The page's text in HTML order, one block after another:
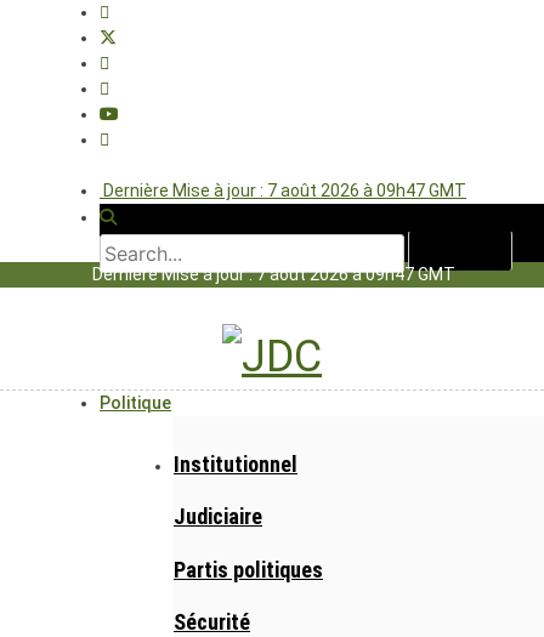
Dernière Mise à jour : 7 août 2026 à 09h47 GMT
Dernière Mise à jour : 7 août 2026 à 09h47 GMT
Politique
Institutionnel
Judiciaire
Partis politiques
Sécurité